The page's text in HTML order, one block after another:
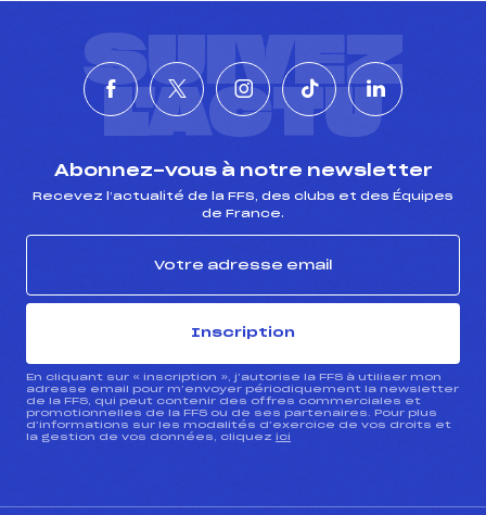
SUIVEZ
L'ACTU
Abonnez-vous à notre newsletter
Recevez l’actualité de la FFS, des clubs et des Équipes
de France.
Inscription
En cliquant sur « inscription », j’autorise la FFS à utiliser mon
adresse email pour m’envoyer périodiquement la newsletter
de la FFS, qui peut contenir des offres commerciales et
promotionnelles de la FFS ou de ses partenaires. Pour plus
d’informations sur les modalités d’exercice de vos droits et
la gestion de vos données, cliquez ici